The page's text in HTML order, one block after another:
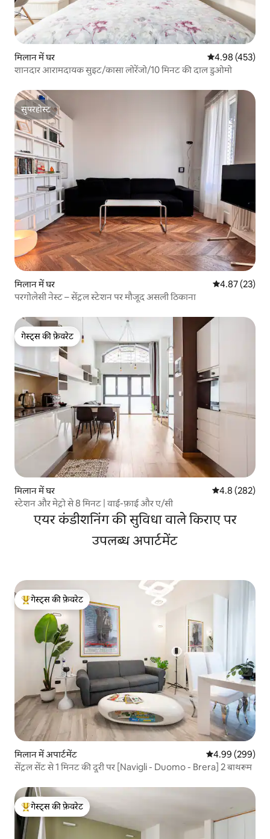
मिलान में घर औसत रेटिंग 5 में से
4.98 (453)
शानदार आरामदायक सुइट/कासा लोरेंजो/10 मिनट की दाल डुओमो
सुपरहोस्ट
सुपरहोस्ट
मिलान में घर औसत रेटिंग 5 में
4.87 (23)
परगोलेसी नेस्ट – सेंट्रल स्टेशन पर मौजूद असली ठिकाना
गेस्ट्स की फ़ेवरेट
गेस्ट्स की फ़ेवरेट
मिलान में घर औसत रेटिंग 5 में
4.8 (282)
स्टेशन और मेट्रो से 8 मिनट | वाई-फ़ाई और ए/सी
एयर कंडीशनिंग की सुविधा वाले किराए पर
उपलब्ध अपार्टमेंट
गेस्ट्स का टॉप फ़ेवरेट
गेस्ट्स की फ़ेवरेट
मिलान में अपार्टमेंट औसत रेटिंग 5 में से
4.99 (299)
सेंट्रल सेंट से 1 मिनट की दूरी पर [Navigli - Duomo - Brera] 2 बाथरूम
गेस्ट्स का टॉप फ़ेवरेट
गेस्ट्स की फ़ेवरेट